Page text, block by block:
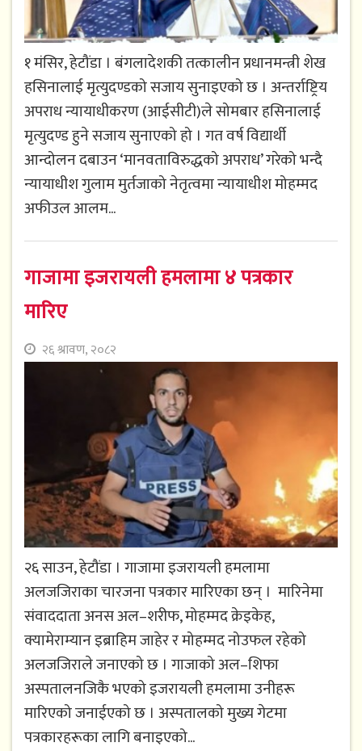
१ मंसिर, हेटौंडा । बंगलादेशकी तत्कालीन प्रधानमन्त्री शेख
हसिनालाई मृत्युदण्डको सजाय सुनाइएको छ । अन्तर्राष्ट्रिय
अपराध न्यायाधीकरण (आईसीटी)ले सोमबार हसिनालाई
मृत्युदण्ड हुने सजाय सुनाएको हो । गत वर्ष विद्यार्थी
आन्दोलन दबाउन ‘मानवताविरुद्धको अपराध’ गरेको भन्दै
न्यायाधीश गुलाम मुर्तजाको नेतृत्वमा न्यायाधीश मोहम्मद
अफीउल आलम...
गाजामा इजरायली हमलामा ४ पत्रकार
मारिए
२६ श्रावण, २०८२
२६ साउन, हेटौंडा । गाजामा इजरायली हमलामा
अलजजिराका चारजना पत्रकार मारिएका छन् । मारिनेमा
संवाददाता अनस अल–शरीफ, मोहम्मद क्रेइकेह,
क्यामेराम्यान इब्राहिम जाहेर र मोहम्मद नोउफल रहेको
अलजजिराले जनाएको छ । गाजाको अल–शिफा
अस्पतालनजिकै भएको इजरायली हमलामा उनीहरू
मारिएको जनाईएको छ । अस्पतालको मुख्य गेटमा
पत्रकारहरूका लागि बनाइएको...